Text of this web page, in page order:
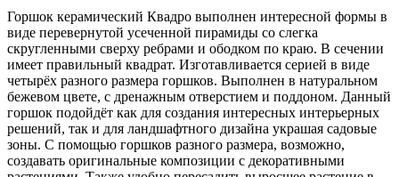
Горшок керамический Квадро выполнен интересной формы в
виде перевернутой усеченной пирамиды со слегка
скругленными сверху ребрами и ободком по краю. В сечении
имеет правильный квадрат. Изготавливается серией в виде
четырёх разного размера горшков. Выполнен в натуральном
бежевом цвете, с дренажным отверстием и поддоном. Данный
горшок подойдёт как для создания интересных интерьерных
решений, так и для ландшафтного дизайна украшая садовые
зоны. С помощью горшков разного размера, возможно,
создавать оригинальные композиции с декоративными